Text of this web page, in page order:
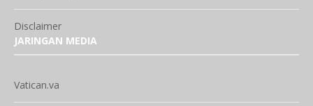
Disclaimer
JARINGAN MEDIA
Vatican.va